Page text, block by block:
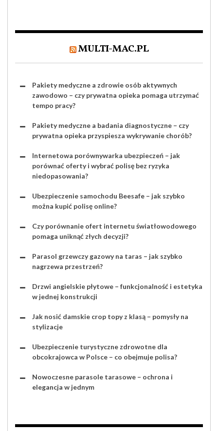
MULTI-MAC.PL
Pakiety medyczne a zdrowie osób aktywnych
zawodowo – czy prywatna opieka pomaga utrzymać
tempo pracy?
Pakiety medyczne a badania diagnostyczne – czy
prywatna opieka przyspiesza wykrywanie chorób?
Internetowa porównywarka ubezpieczeń – jak
porównać oferty i wybrać polisę bez ryzyka
niedopasowania?
Ubezpieczenie samochodu Beesafe – jak szybko
można kupić polisę online?
Czy porównanie ofert internetu światłowodowego
pomaga uniknąć złych decyzji?
Parasol grzewczy gazowy na taras – jak szybko
nagrzewa przestrzeń?
Drzwi angielskie płytowe – funkcjonalność i estetyka
w jednej konstrukcji
Jak nosić damskie crop topy z klasą – pomysły na
stylizacje
Ubezpieczenie turystyczne zdrowotne dla
obcokrajowca w Polsce – co obejmuje polisa?
Nowoczesne parasole tarasowe – ochrona i
elegancja w jednym